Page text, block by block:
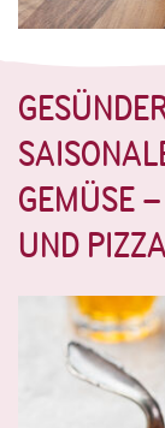
GEMÜSE
UND